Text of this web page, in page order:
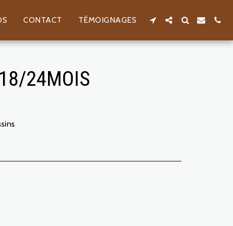
CONTACT TÉMOIGNAGES
24MOIS